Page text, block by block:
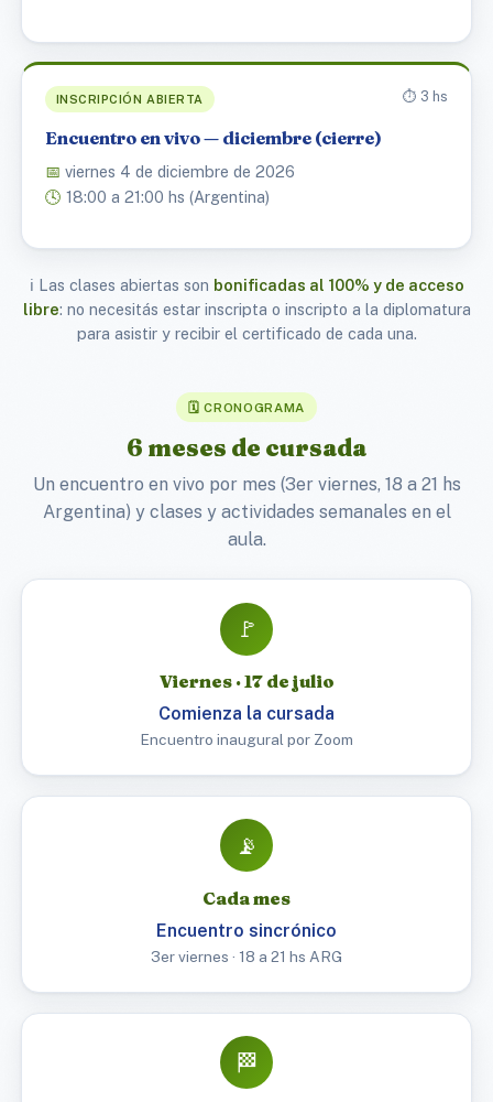
INSCRIPCIÓN ABIERTA ⏱️ 3 hs
Encuentro en vivo — diciembre (cierre)
📅 viernes 4 de diciembre de 2026
🕓 18:00 a 21:00 hs (Argentina)
ℹ️ Las clases abiertas son bonificadas al 100% y de acceso
libre: no necesitás estar inscripta o inscripto a la diplomatura
para asistir y recibir el certificado de cada una.
🗓️ CRONOGRAMA
6 meses de cursada
Un encuentro en vivo por mes (3er viernes, 18 a 21 hs
Argentina) y clases y actividades semanales en el
aula.
🚩
Viernes · 17 de julio
Comienza la cursada
Encuentro inaugural por Zoom
📡
Cada mes
Encuentro sincrónico
3er viernes · 18 a 21 hs ARG
🏁